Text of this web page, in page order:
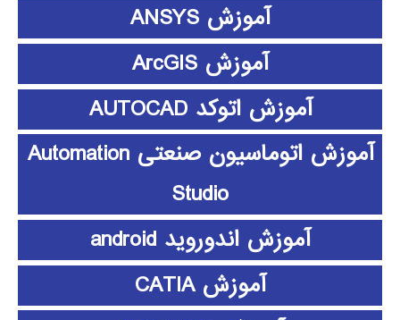
آموزش ANSYS
آموزش ArcGIS
آموزش اتوکد AUTOCAD
آموزش اتوماسیون صنعتی Automation
Studio
آموزش اندوروید android
آموزش CATIA